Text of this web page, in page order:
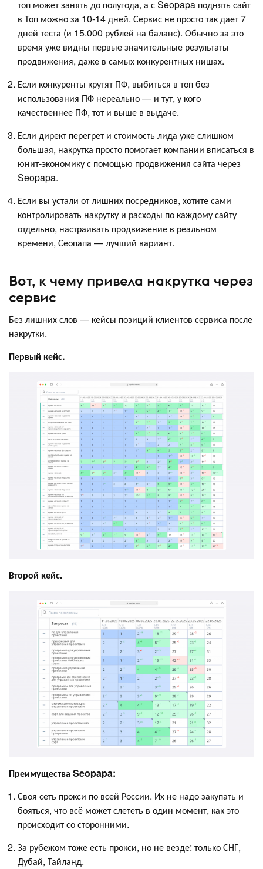
топ может занять до полугода, а с Seopapa поднять сайт
в Топ можно за 10-14 дней. Сервис не просто так дает 7
дней теста (и 15.000 рублей на баланс). Обычно за это
время уже видны первые значительные результаты
продвижения, даже в самых конкурентных нишах.
Если конкуренты крутят ПФ, выбиться в топ без
использования ПФ нереально — и тут, у кого
качественнее ПФ, тот и выше в выдаче.
Если директ перегрет и стоимость лида уже слишком
большая, накрутка просто помогает компании вписаться в
юнит-экономику с помощью продвижения сайта через
Seopapa.
Если вы устали от лишних посредников, хотите сами
контролировать накрутку и расходы по каждому сайту
отдельно, настраивать продвижение в реальном
времени, Сеопапа — лучший вариант.
Вот, к чему привела накрутка через
сервис
Без лишних слов — кейсы позиций клиентов сервиса после
накрутки.
Первый кейс.
Второй кейс.
Преимущества Seopapa:
Своя сеть прокси по всей России. Их не надо закупать и
бояться, что всё может слететь в один момент, как это
происходит со сторонними.
За рубежом тоже есть прокси, но не везде: только СНГ,
Дубай, Тайланд.